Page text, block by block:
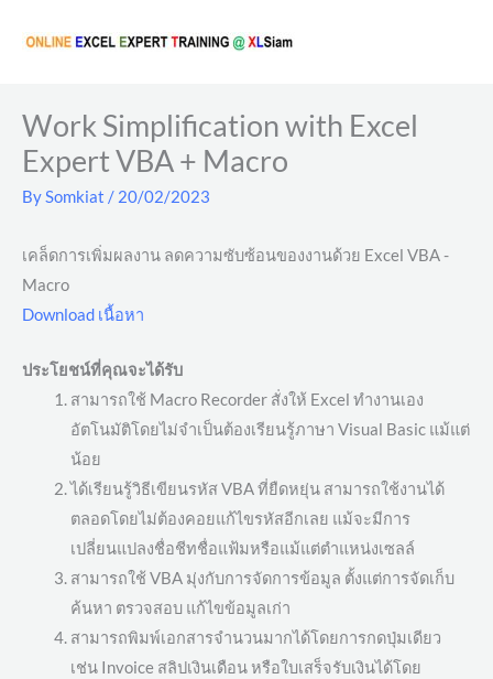
Work Simplification with Excel
Expert VBA + Macro
BySomkiat / 20/02/2023
เคล็ดการเพิ่มผลงาน ลดความซับซ้อนของงานด้วย Excel VBA -
Macro
Download เนื้อหา
ประโยชน์ที่คุณจะได้รับ
สามารถใช้ Macro Recorder สั่งให้ Excel ทำงานเอง
อัตโนมัติโดยไม่จำเป็นต้องเรียนรู้ภาษา Visual Basic แม้แต่
น้อย
ได้เรียนรู้วิธีเขียนรหัส VBA ที่ยืดหยุ่น สามารถใช้งานได้
ตลอดโดยไม่ต้องคอยแก้ไขรหัสอีกเลย แม้จะมีการ
เปลี่ยนแปลงชื่อชีทชื่อแฟ้มหรือแม้แต่ตำแหน่งเซลล์
สามารถใช้ VBA มุ่งกับการจัดการข้อมูล ตั้งแต่การจัดเก็บ
ค้นหา ตรวจสอบ แก้ไขข้อมูลเก่า
สามารถพิมพ์เอกสารจำนวนมากได้โดยการกดปุ่มเดียว
เช่น Invoice สลิปเงินเดือน หรือใบเสร็จรับเงินได้โดย